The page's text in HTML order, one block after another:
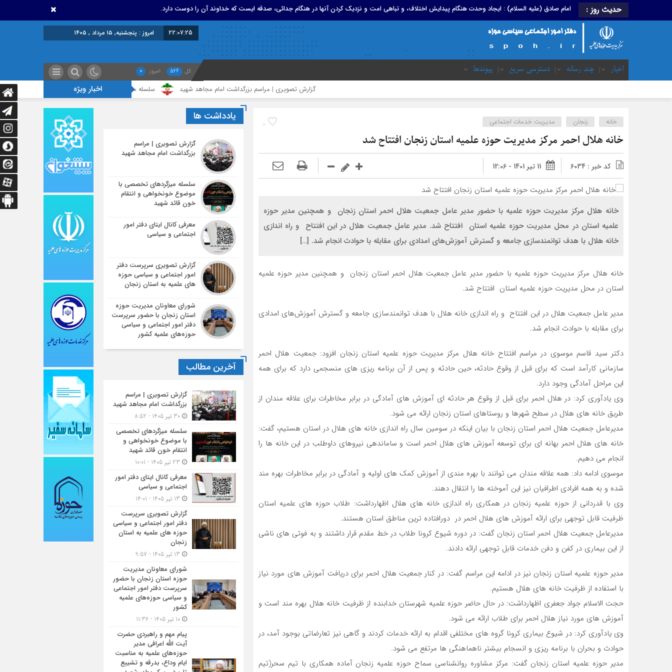
حدیث روز : امام صادق (علیه السلام) : ایجاد وحدت هنگام پیدایش اختلاف، و تباهی امت و نزدیک کردن آنها در هنگام جدائی، صدقه ایست که خداوند آن را دوست دارد.
22:07:25 امروز : پنجشنبه, ۱۵ مرداد , ۱۴۰۵
اخبار چند رسانه دسترسی سریع پیوندها کل 526 امروز 0
اخبار ویژه گزارش تصویری | مراسم بزرگداشت امام مجاهد شهید سلسله میزگردهای تخصصی با موضوع خونخواهی و انتقام خون قائد
0 خانه زنجان مدیریت خدمات اجتماعی
خانه هلال احمر مرکز مدیریت حوزه علمیه استان زنجان افتتاح شد
کد خبر : 6034 11 تیر 1401 - 12:06
خانه هلال مرکز مدیریت حوزه علمیه با حضور مدیر عامل جمعیت هلال احمر استان زنجان و همچنین مدیر حوزه
علمیه استان در محل مدیریت حوزه علمیه استان افتتاح شد. مدیر عامل جمعیت هلال در این افتتاح و راه اندازی
خانه هلال با هدف توانمندسازی جامعه و گسترش آموزش‌های امدادی برای مقابله با حوادث انجام شد. […]
خانه هلال مرکز مدیریت حوزه علمیه با حضور مدیر عامل جمعیت هلال احمر استان زنجان و همچنین مدیر حوزه علمیه
استان در محل مدیریت حوزه علمیه استان افتتاح شد.
مدیر عامل جمعیت هلال در این افتتاح و راه اندازی خانه هلال با هدف توانمندسازی جامعه و گسترش آموزش‌های امدادی
برای مقابله با حوادث انجام شد.
دکتر سید قاسم موسوی در مراسم افتتاح خانه هلال مرکز مدیریت حوزه علمیه استان زنجان افزود: جمعیت هلال احمر
سازمانی کارآمد است که برای قبل از وقوع حادثه، حین حادثه و پس از آن برنامه ریزی های منسجمی دارد که برای همه
این مراحل آمادگی وجود دارد.
وی یادآوری کرد: در هلال احمر برای قبل از وقوع هر حادثه ای آموزش های آمادگی در برابر مخاطرات برای علاقه مندان از
طریق خانه های هلال در سطح شهرها و روستاهای استان زنجان ارائه می شود.
مدیرعامل جمعیت هلال احمر استان زنجان با بیان اینکه در سومین سال راه اندازی خانه های هلال در استان هستیم، گفت:
خانه های هلال احمر بهانه ای برای توسعه آموزش های هلال احمر است و ساماندهی نیروهای داوطلب در این خانه ها را
انجام می دهیم.
موسوی ادامه داد: همه علاقه مندان می توانند با بهره مندی از آموزش کمک های اولیه و آمادگی در برابر مخاطرات بهره مند
شده و به همه افرادی اطرافیان نیز این آموخته ها را انتقال دهند.
وی با قدردانی از حوزه علمیه زنجان در همکاری راه اندازی خانه های هلال اظهارداشت: طلاب حوزه های علمیه استان
ظرفیت قابل توجهی برای ارائه آموزش های هلال احمر در دورافتاده ترین مناطق استان هستند.
مدیرعامل جمعیت هلال احمر استان زنجان گفت: در دوره شیوع کرونا طلاب در خط مقدم قرار داشتند و به فوتی های ناشی
از این بیماری در کفن و دفن خدمات قابل توجهی ارائه دادند.
مدیر حوزه علمیه استان زنجان نیز در ادامه این مراسم گفت: در کنار جمعیت هلال احمر برای دریافت آموزش های مورد نیاز
با استفاده از ظرفیت خانه های هلال هستیم.
حجت الاسلام جواد جعفری اظهارداشت: در حال حاضر حوزه علمیه شهرستان خدابنده از ظرفیت خانه هلال بهره مند است و
آموزش های مورد نیاز هلال احمر برای طلاب ارائه می شود.
وی یادآوری کرد: در شیوع بیماری کرونا گروه های مختلفی اقدام به ارائه خدمات کردند و گاهی نیز تعارضاتی بوجود آمد، در
حوادث و بحران با برنامه ریزی و انسجام بیشتر ناهماهنگی ها مرتفع می شود.
مدیر حوزه علمیه استان زنجان گفت: مرکز مشاوره روانشناسی سماح حوزه علمیه زنجان آماده همکاری با تیم سحر(تیم
یادداشت ها
گزارش تصویری | مراسم
بزرگداشت امام مجاهد شهید
سلسله میزگردهای تخصصی با
موضوع خونخواهی و انتقام
خون قائد شهید
معرفی کانال ایتای دفتر امور
اجتماعی و سیاسی
گزارش تصویری سرپرست دفتر
امور اجتماعی و سیاسی حوزه
های علمیه به استان زنجان
شورای معاونان مدیریت حوزه
استان زنجان با حضور سرپرست
دفتر امور اجتماعی و سیاسی
حوزه‌های علمیه کشور
آخرین مطالب
گزارش تصویری | مراسم
بزرگداشت امام مجاهد شهید
سلسله میزگردهای تخصصی
با موضوع خونخواهی و
انتقام خون قائد شهید
معرفی کانال ایتای دفتر امور
اجتماعی و سیاسی
گزارش تصویری سرپرست
دفتر امور اجتماعی و سیاسی
حوزه های علمیه به استان
زنجان
شورای معاونان مدیریت
حوزه استان زنجان با حضور
سرپرست دفتر امور اجتماعی
و سیاسی حوزه‌های علمیه
کشور
پیام مهم و راهبردی حضرت
آیت الله اعرافی مدیر
حوزه‌های علمیه به مناسبت
ایام وداع، بدرقه و تشییع